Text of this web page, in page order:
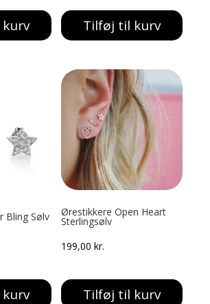
Tilføj til kurv
Bling Sølv Ørestikkere Open Heart
Sterlingsølv
199,00kr.
Tilføj til kurv